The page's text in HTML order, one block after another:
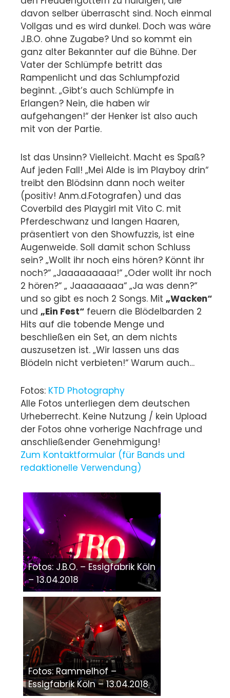
davon selber überrascht sind. Noch einmal
Vollgas und es wird dunkel. Doch was wäre
J.B.O. ohne Zugabe? Und so kommt ein
ganz alter Bekannter auf die Bühne. Der
Vater der Schlümpfe betritt das
Rampenlicht und das Schlumpfozid
beginnt. „Gibt’s auch Schlümpfe in
Erlangen? Nein, die haben wir
aufgehangen!“ der Henker ist also auch
mit von der Partie.
Ist das Unsinn? Vielleicht. Macht es Spaß?
Auf jeden Fall! „Mei Alde is im Playboy drin“
treibt den Blödsinn dann noch weiter
(positiv! Anm.d.Fotografen) und das
Coverbild des Playgirl mit Vito C. mit
Pferdeschwanz und langen Haaren,
präsentiert von den Showfuzzis, ist eine
Augenweide. Soll damit schon Schluss
sein? „Wollt ihr noch eins hören? Könnt ihr
noch?“ „Jaaaaaaaaa!“ „Oder wollt ihr noch
2 hören?“ „ Jaaaaaaaa“ „Ja was denn?“
und so gibt es noch 2 Songs. Mit „Wacken“
und „Ein Fest“ feuern die Blödelbarden 2
Hits auf die tobende Menge und
beschließen ein Set, an dem nichts
auszusetzen ist. „Wir lassen uns das
Blödeln nicht verbieten!“ Warum auch…
Fotos: KTD Photography
Alle Fotos unterliegen dem deutschen
Urheberrecht. Keine Nutzung / kein Upload
der Fotos ohne vorherige Nachfrage und
anschließender Genehmigung!
Zum Kontaktformular (für Bands und
redaktionelle Verwendung)
Fotos: J.B.O. – Essigfabrik Köln
– 13.04.2018
Fotos: Rammelhof –
Essigfabrik Köln – 13.04.2018